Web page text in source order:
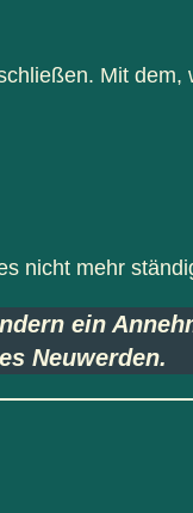
Mit
nicht mehr
ein
Neuwerden.